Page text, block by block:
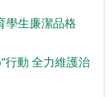
學生廉潔品格
行動 全力維護治